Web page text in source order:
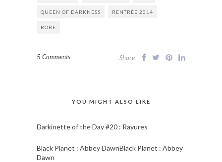
QUEEN OF DARKNESS RENTRÉE 2014
ROBE
5 Comments Share
YOU MIGHT ALSO LIKE
Darkinette of the Day #20 : Rayures
Black Planet : Abbey DawnBlack Planet : Abbey
Dawn